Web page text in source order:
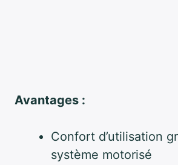
Avantages :
Confort d’utilisation
système motorisé